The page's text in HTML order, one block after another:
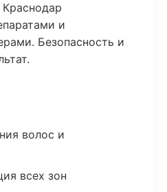
и
Безопасность и
волос и
всех зон